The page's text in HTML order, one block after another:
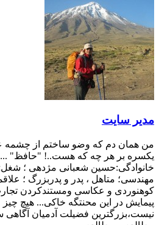
سایت
همان دم که وضو ساختم از چشمه
بر هر چه که هست..! "حافظ" ......؛
شعبانی مژدهی ؛ شغل:
متاهل ، پدر و پدربزرگ ؛
و عکاسی ومستندکردن تجارب
در این محنتگه خاکی... هیچ چیز
فضیلت آدمیان آگاهی